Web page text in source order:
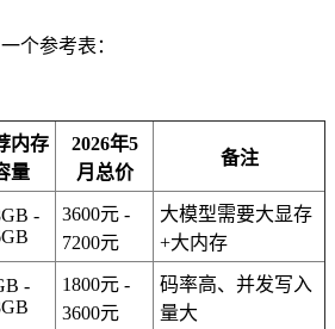
个参考表：
内存
量
2026年5
月总价
备注
-
3600元 -
7200元
大模型需要大显存
+大内存
-
1800元 -
3600元
码率高、并发写入
量大